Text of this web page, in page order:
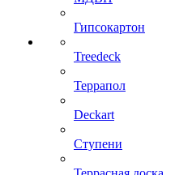
Гипсокартон
Treedeck
Террапол
Deckart
Ступени